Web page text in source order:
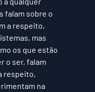
falam sobre o
a respeito,
mas
os que estão
o ser, falam
respeito,
na